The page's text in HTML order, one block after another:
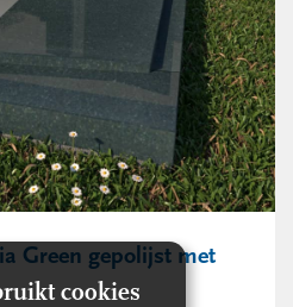
Green gepolijst met
cookies